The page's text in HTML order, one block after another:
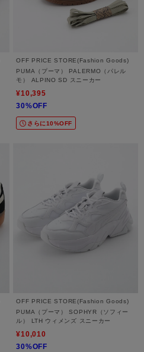
OFF PRICE STORE(Fashion Goods)
PUMA（プーマ） PALERMO（パレル
モ） ALPINO SD スニーカー
¥10,395
30%OFF
さらに10%OFF
OFF PRICE STORE(Fashion Goods)
PUMA（プーマ） SOPHYR（ソフィー
ル） LTH ウィメンズ スニーカー
¥10,010
30%OFF